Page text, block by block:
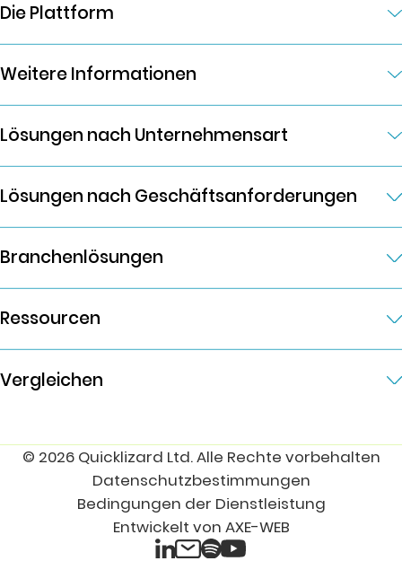
Die Plattform
Weitere Informationen
Lösungen nach Unternehmensart
Lösungen nach Geschäftsanforderungen
Branchenlösungen
Ressourcen
Vergleichen
© 2026 Quicklizard Ltd. Alle Rechte vorbehalten
Datenschutzbestimmungen
Bedingungen der Dienstleistung
Entwickelt von AXE-WEB